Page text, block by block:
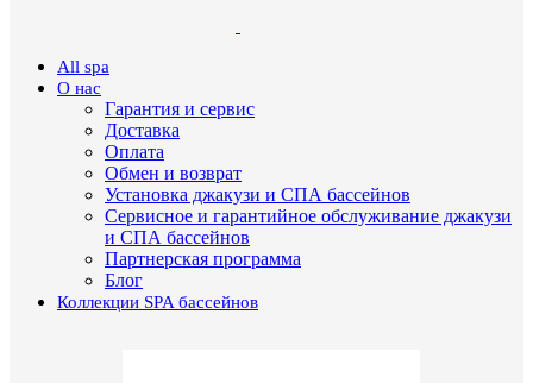
All spa
О нас
Гарантия и сервис
Доставка
Оплата
Обмен и возврат
Установка джакузи и СПА бассейнов
Сервисное и гарантийное обслуживание джакузи
и СПА бассейнов
Партнерская программа
Блог
Коллекции SPA бассейнов